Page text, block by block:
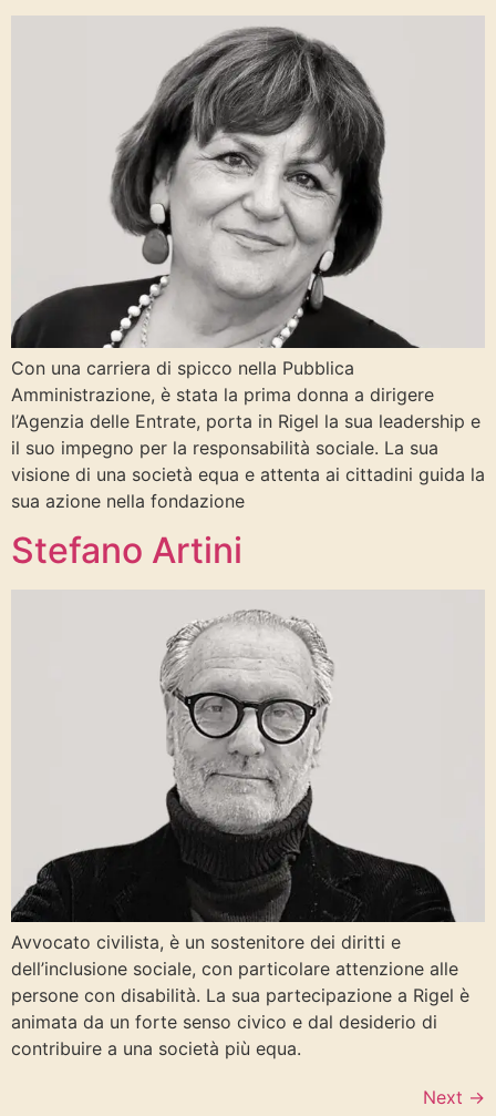
Con una carriera di spicco nella Pubblica
Amministrazione, è stata la prima donna a dirigere
l’Agenzia delle Entrate, porta in Rigel la sua leadership e
il suo impegno per la responsabilità sociale. La sua
visione di una società equa e attenta ai cittadini guida la
sua azione nella fondazione
Stefano Artini
Avvocato civilista, è un sostenitore dei diritti e
dell’inclusione sociale, con particolare attenzione alle
persone con disabilità. La sua partecipazione a Rigel è
animata da un forte senso civico e dal desiderio di
contribuire a una società più equa.
Next →